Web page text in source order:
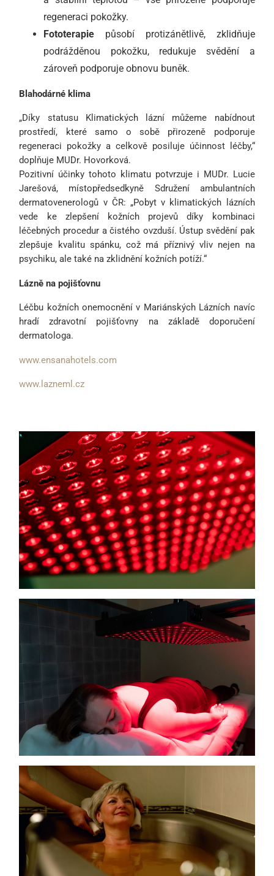
regeneraci pokožky.
Fototerapie
působí protizánětlivě, zklidňuje
podrážděnou pokožku, redukuje svědění a
zároveň podporuje obnovu buněk.
Blahodárné klima
„Díky statusu Klimatických lázní můžeme nabídnout
prostředí, které samo o sobě přirozeně podporuje
regeneraci pokožky a celkově posiluje účinnost léčby,“
doplňuje MUDr. Hovorková.
Pozitivní účinky tohoto klimatu potvrzuje i MUDr. Lucie
Jarešová, místopředsedkyně Sdružení ambulantních
dermatovenerologů v ČR: „Pobyt v klimatických lázních
vede ke zlepšení kožních projevů díky kombinaci
léčebných procedur a čistého ovzduší. Ústup svědění pak
zlepšuje kvalitu spánku, což má příznivý vliv nejen na
psychiku, ale také na zklidnění kožních potíží.“
Lázně na pojišťovnu
Léčbu kožních onemocnění v Mariánských Lázních navíc
hradí zdravotní pojišťovny na základě doporučení
dermatologa.
www.ensanahotels.com
www.lazneml.cz